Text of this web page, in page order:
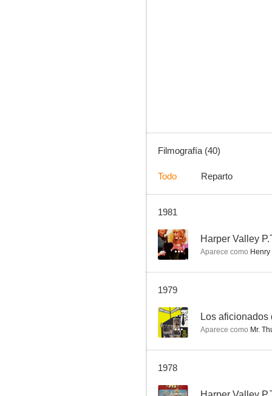
Perdidos en el espacio
7.5
Filmografía (40)
Todo Reparto
1981
-- Harper Valley
Aparece como
1979
-- Los aficionados
Aparece como Mr.
1978
--